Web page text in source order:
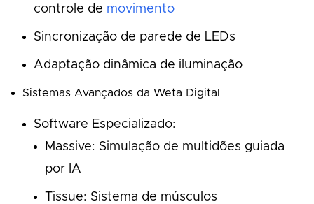
controle de movimento
Sincronização de parede de LEDs
Adaptação dinâmica de iluminação
Sistemas Avançados da Weta Digital
Software Especializado:
Massive: Simulação de multidões guiada
por IA
Tissue: Sistema de músculos